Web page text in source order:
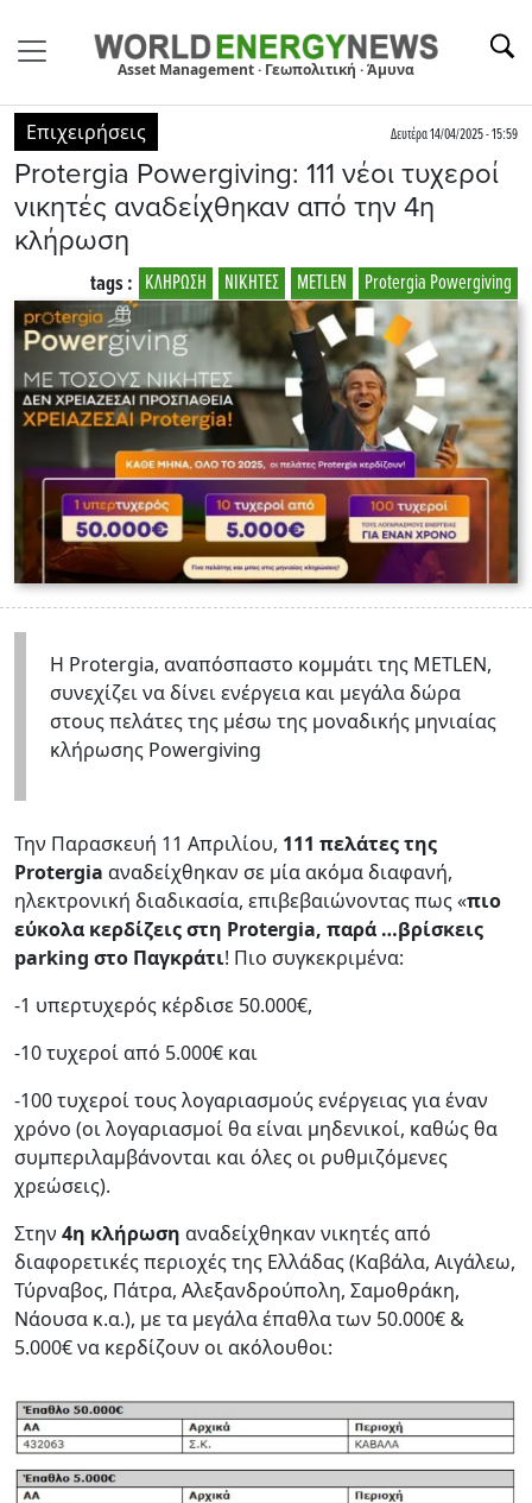
Asset Management · Γεωπολιτική · Άμυνα
Επιχειρήσεις Δευτέρα 14/04/2025 - 15:59
Protergia Powergiving: 111 νέοι τυχεροί
νικητές αναδείχθηκαν από την 4η
κλήρωση
Protergia Powergiving
METLEN
ΝΙΚΗΤΕΣ
ΚΛΗΡΩΣΗ
tags :
Η Protergia, αναπόσπαστο κομμάτι της METLEN,
συνεχίζει να δίνει ενέργεια και μεγάλα δώρα
στους πελάτες της μέσω της μοναδικής μηνιαίας
κλήρωσης Powergiving
Την Παρασκευή 11 Απριλίου, 111 πελάτες της
Protergia αναδείχθηκαν σε μία ακόμα διαφανή,
ηλεκτρονική διαδικασία, επιβεβαιώνοντας πως «πιο
εύκολα κερδίζεις στη Protergia, παρά …βρίσκεις
parking στο Παγκράτι! Πιο συγκεκριμένα:
-1 υπερτυχερός κέρδισε 50.000€,
-10 τυχεροί από 5.000€ και
-100 τυχεροί τους λογαριασμούς ενέργειας για έναν
χρόνο (οι λογαριασμοί θα είναι μηδενικοί, καθώς θα
συμπεριλαμβάνονται και όλες οι ρυθμιζόμενες
χρεώσεις).
Στην 4η κλήρωση αναδείχθηκαν νικητές από
διαφορετικές περιοχές της Ελλάδας (Καβάλα, Αιγάλεω,
Τύρναβος, Πάτρα, Αλεξανδρούπολη, Σαμοθράκη,
Νάουσα κ.α.), με τα μεγάλα έπαθλα των 50.000€ &
5.000€ να κερδίζουν οι ακόλουθοι: